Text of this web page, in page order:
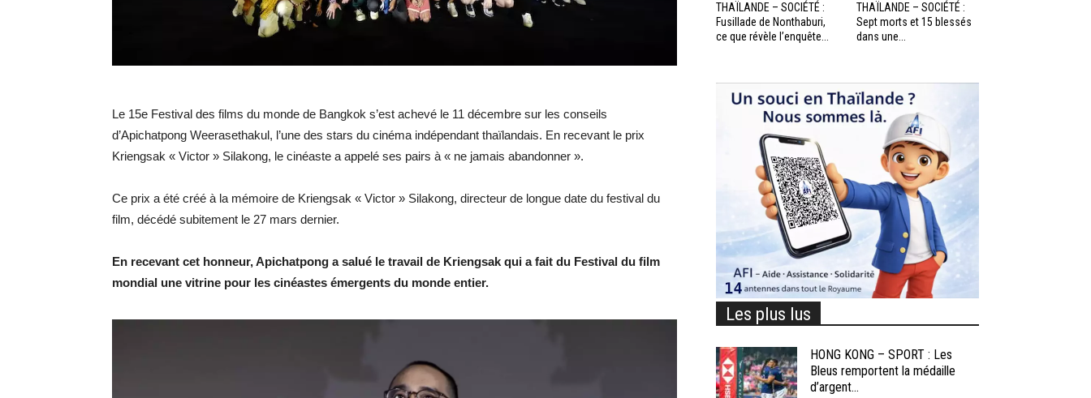
Le 15e Festival des films du monde de Bangkok s’est achevé le 11 décembre sur les conseils
d’Apichatpong Weerasethakul, l’une des stars du cinéma indépendant thaïlandais. En recevant le prix
Kriengsak « Victor » Silakong, le cinéaste a appelé ses pairs à « ne jamais abandonner ».
Ce prix a été créé à la mémoire de Kriengsak « Victor » Silakong, directeur de longue date du festival du
film, décédé subitement le 27 mars dernier.
En recevant cet honneur, Apichatpong a salué le travail de Kriengsak qui a fait du Festival du film
mondial une vitrine pour les cinéastes émergents du monde entier.
THAÏLANDE – SOCIÉTÉ :
Fusillade de Nonthaburi,
ce que révèle l’enquête...
THAÏLANDE – SOCIÉTÉ :
Sept morts et 15 blessés
dans une...
Les plus lus
HONG KONG – SPORT : Les
Bleus remportent la médaille
d’argent...